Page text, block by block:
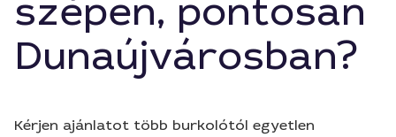
szépen, pontosan
Dunaújvárosban?
Kérjen ajánlatot több burkolótól egyetlen